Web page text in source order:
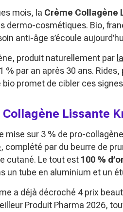
mois, la Crème Collagène
dermo-cosmétiques. Bio,
anti-âge s’écoule
produit naturellement par
1 % par an après 30 ans.
bio promet de cibler ces
Collagène Lissante
mise sur 3 % de pro-
, complété par du beurre de
cutané. Le tout est 100 %
un tube en aluminium et un
a déjà décroché 4 prix
Produit Pharma 2026,